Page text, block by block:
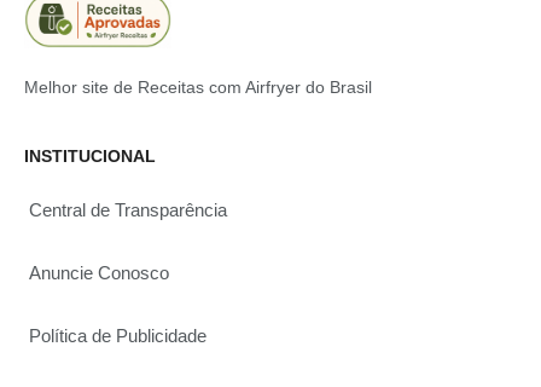
Melhor site de Receitas com Airfryer do Brasil
INSTITUCIONAL
Central de Transparência
Anuncie Conosco
Política de Publicidade